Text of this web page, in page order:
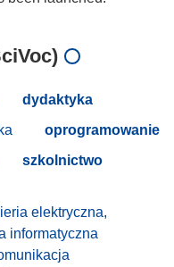
dydaktyka
oprogramowanie
szkolnictwo
elektryczna,
informatyczna